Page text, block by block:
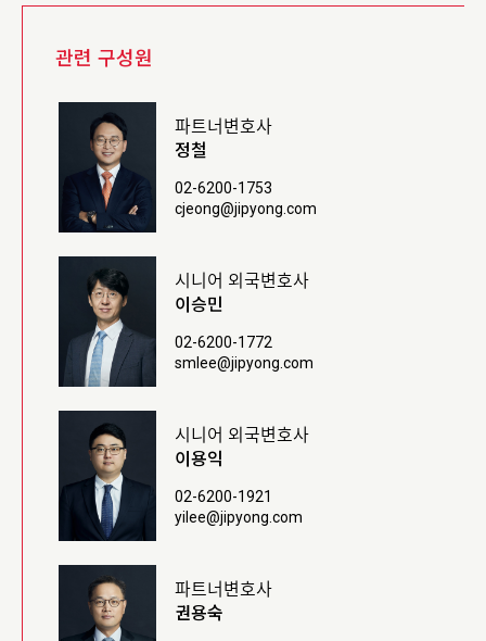
관련 구성원
파트너변호사
정철
02-6200-1753
cjeong@jipyong.com
시니어 외국변호사
이승민
02-6200-1772
smlee@jipyong.com
시니어 외국변호사
이용익
02-6200-1921
yilee@jipyong.com
파트너변호사
권용숙